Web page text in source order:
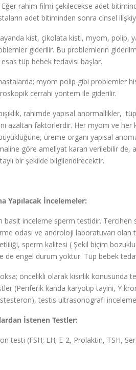
rahim filmi çekilecekse adet
adet bitiminden sonra cinsel
kist, çikolata kisti, myom, polip,
giderilir. Bu problemlerin
tüp bebek tedavisi başlar.
myom polip gibi problemler
cerrahi yöntem ile giderilir.
rahimde yapısal anormallikler,
azaltan faktörlerdir. Her myom ve
üreme organı yapısal
göre ameliyat kararı verilebilir
bir şekilde bilgilendirecektir.
Yapılacak İncelemeler:
basit inceleme sperm testidir.
odası ve androloji laboratuvarı olan
sperm kalitesi ( Şekil biçim
engel durum yoktur. Tüp bebek
öncelikli olarak kısırlık konusunda
(Periferik kanda karyotip tayini, Y
testis ultrasonografi
İstenen Testler:
testi (FSH; LH; E-2, Prolaktin, TSH,